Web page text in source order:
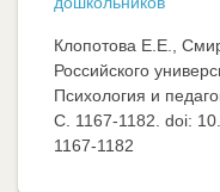
Клопотова Е.Е.,
Российского
Психология и
C. 1167-1182. doi:
1167-1182